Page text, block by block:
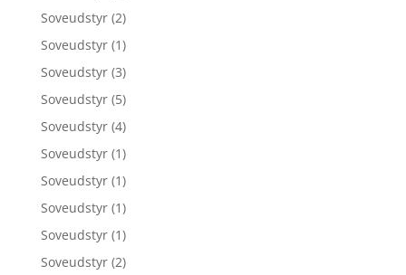
Soveudstyr (2)
Soveudstyr (1)
Soveudstyr (3)
Soveudstyr (5)
Soveudstyr (4)
Soveudstyr (1)
Soveudstyr (1)
Soveudstyr (1)
Soveudstyr (1)
Soveudstyr (2)